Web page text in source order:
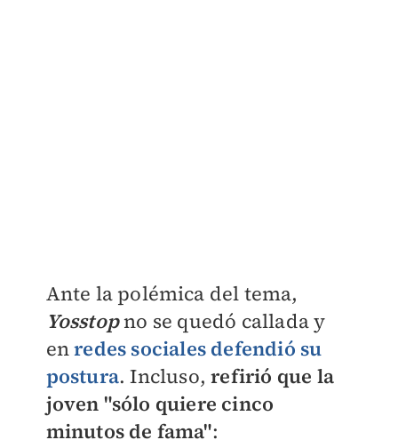
Ante la polémica del tema,
Yosstopno se quedó callada y
enredes sociales defendió su
postura. Incluso, refirió que la
joven "sólo quiere cinco
minutos de fama":